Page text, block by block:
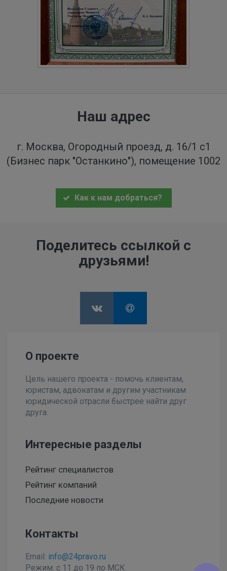
Наш адрес
г. Москва, Огородный проезд, д. 16/1 с1
(Бизнес парк "Останкино"), помещение 1002
Как к нам добраться?
Поделитесь ссылкой с
друзьями!
О проекте
Цель нашего проекта - помочь клиентам,
юристам, адвокатам и другим участникам
юридической отрасли быстрее найти друг
друга.
Интересные разделы
Рейтинг специалистов
Рейтинг компаний
Последние новости
Контакты
Email: info@24pravo.ru
Режим: с 11 до 19 по МСК